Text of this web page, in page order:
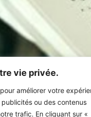
vie privée.
améliorer votre
ou des contenus
trafic. En cliquant sur «
de méthodologie